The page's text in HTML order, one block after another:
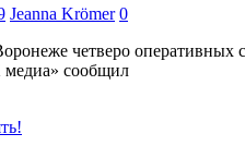
Jeanna Krömer 0
четверо оперативных
сообщил